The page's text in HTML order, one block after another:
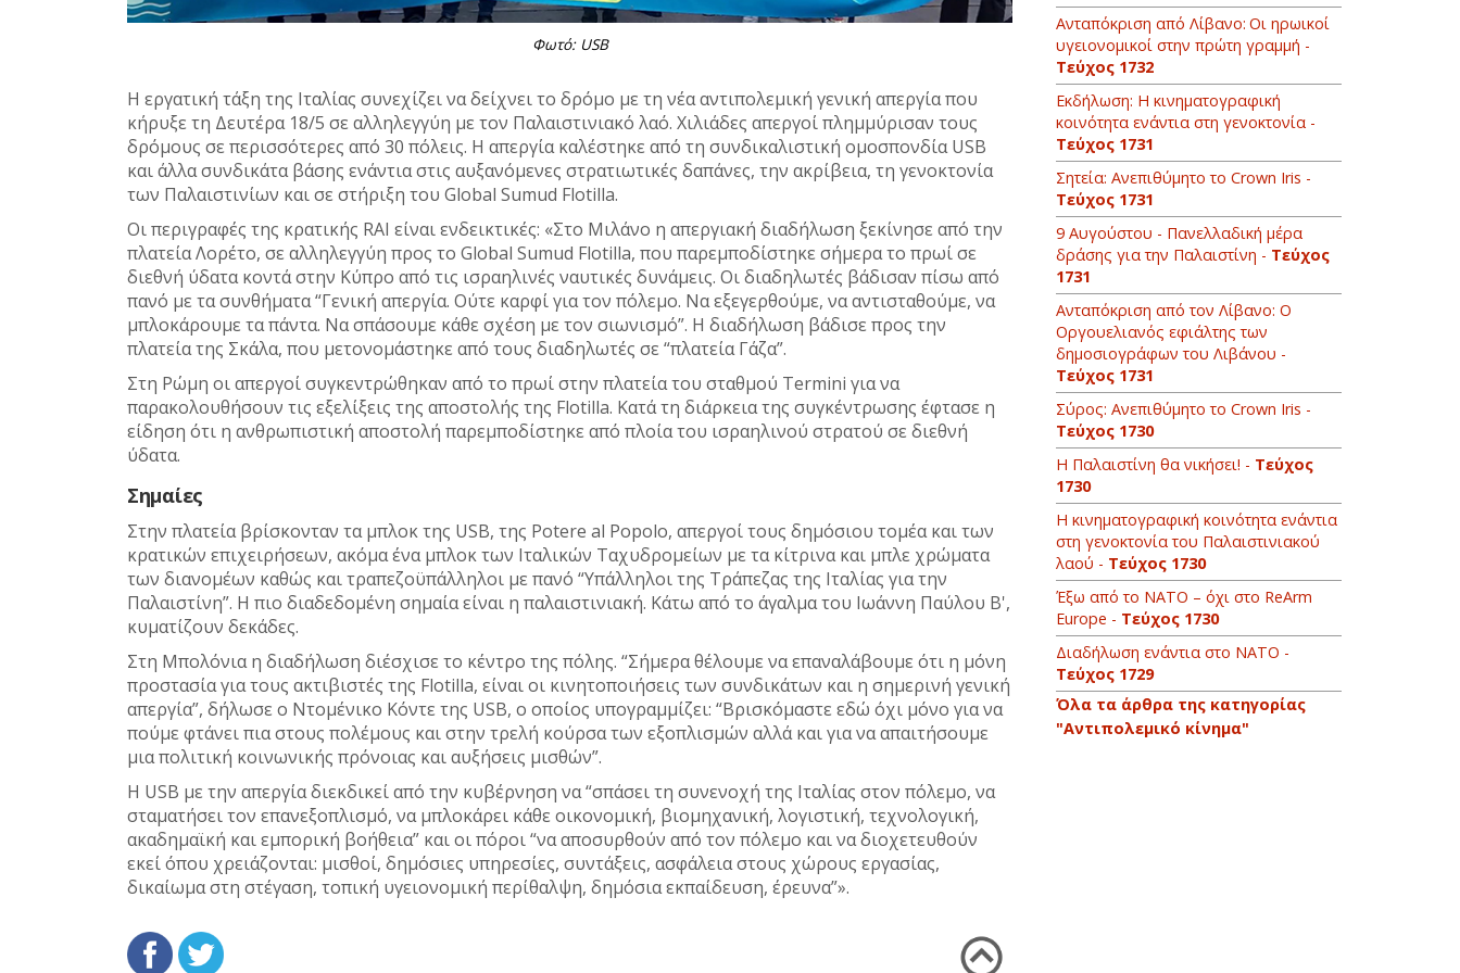
Φωτό: USB
Η εργατική τάξη της Ιταλίας συνεχίζει να δείχνει το δρόμο με τη νέα αντιπολεμική γενική απεργία που
κήρυξε τη Δευτέρα 18/5 σε αλληλεγγύη με τον Παλαιστινιακό λαό. Χιλιάδες απεργοί πλημμύρισαν τους
δρόμους σε περισσότερες από 30 πόλεις. Η απεργία καλέστηκε από τη συνδικαλιστική ομοσπονδία USB
και άλλα συνδικάτα βάσης ενάντια στις αυξανόμενες στρατιωτικές δαπάνες, την ακρίβεια, τη γενοκτονία
των Παλαιστινίων και σε στήριξη του Global Sumud Flotilla.
Οι περιγραφές της κρατικής RAI είναι ενδεικτικές: «Στο Μιλάνο η απεργιακή διαδήλωση ξεκίνησε από την
πλατεία Λορέτο, σε αλληλεγγύη προς το Global Sumud Flotilla, που παρεμποδίστηκε σήμερα το πρωί σε
διεθνή ύδατα κοντά στην Κύπρο από τις ισραηλινές ναυτικές δυνάμεις. Οι διαδηλωτές βάδισαν πίσω από
πανό με τα συνθήματα “Γενική απεργία. Ούτε καρφί για τον πόλεμο. Να εξεγερθούμε, να αντισταθούμε, να
μπλοκάρουμε τα πάντα. Να σπάσουμε κάθε σχέση με τον σιωνισμό”. Η διαδήλωση βάδισε προς την
πλατεία της Σκάλα, που μετονομάστηκε από τους διαδηλωτές σε “πλατεία Γάζα”.
Στη Ρώμη οι απεργοί συγκεντρώθηκαν από το πρωί στην πλατεία του σταθμού Termini για να
παρακολουθήσουν τις εξελίξεις της αποστολής της Flotilla. Κατά τη διάρκεια της συγκέντρωσης έφτασε η
είδηση ότι η ανθρωπιστική αποστολή παρεμποδίστηκε από πλοία του ισραηλινού στρατού σε διεθνή
ύδατα.
Σημαίες
Στην πλατεία βρίσκονταν τα μπλοκ της USB, της Potere al Popolo, απεργοί τους δημόσιου τομέα και των
κρατικών επιχειρήσεων, ακόμα ένα μπλοκ των Ιταλικών Ταχυδρομείων με τα κίτρινα και μπλε χρώματα
των διανομέων καθώς και τραπεζοϋπάλληλοι με πανό “Υπάλληλοι της Τράπεζας της Ιταλίας για την
Παλαιστίνη”. Η πιο διαδεδομένη σημαία είναι η παλαιστινιακή. Κάτω από το άγαλμα του Ιωάννη Παύλου Β',
κυματίζουν δεκάδες.
Στη Μπολόνια η διαδήλωση διέσχισε το κέντρο της πόλης. “Σήμερα θέλουμε να επαναλάβουμε ότι η μόνη
προστασία για τους ακτιβιστές της Flotilla, είναι οι κινητοποιήσεις των συνδικάτων και η σημερινή γενική
απεργία”, δήλωσε ο Ντομένικο Κόντε της USB, ο οποίος υπογραμμίζει: “Βρισκόμαστε εδώ όχι μόνο για να
πούμε φτάνει πια στους πολέμους και στην τρελή κούρσα των εξοπλισμών αλλά και για να απαιτήσουμε
μια πολιτική κοινωνικής πρόνοιας και αυξήσεις μισθών”.
Η USB με την απεργία διεκδικεί από την κυβέρνηση να “σπάσει τη συνενοχή της Ιταλίας στον πόλεμο, να
σταματήσει τον επανεξοπλισμό, να μπλοκάρει κάθε οικονομική, βιομηχανική, λογιστική, τεχνολογική,
ακαδημαϊκή και εμπορική βοήθεια” και οι πόροι “να αποσυρθούν από τον πόλεμο και να διοχετευθούν
εκεί όπου χρειάζονται: μισθοί, δημόσιες υπηρεσίες, συντάξεις, ασφάλεια στους χώρους εργασίας,
δικαίωμα στη στέγαση, τοπική υγειονομική περίθαλψη, δημόσια εκπαίδευση, έρευνα”».
Ανταπόκριση από Λίβανο: Οι ηρωικοί
υγειονομικοί στην πρώτη γραμμή -
Τεύχος 1732
Εκδήλωση: Η κινηματογραφική
κοινότητα ενάντια στη γενοκτονία -
Τεύχος 1731
Σητεία: Ανεπιθύμητο το Crown Iris -
Τεύχος 1731
9 Αυγούστου - Πανελλαδική μέρα
δράσης για την Παλαιστίνη - Τεύχος
1731
Ανταπόκριση από τον Λίβανο: O
Οργουελιανός εφιάλτης των
δημοσιογράφων του Λιβάνου -
Τεύχος 1731
Σύρος: Ανεπιθύμητο το Crown Iris -
Τεύχος 1730
Η Παλαιστίνη θα νικήσει! - Τεύχος
1730
Η κινηματογραφική κοινότητα ενάντια
στη γενοκτονία του Παλαιστινιακού
λαού - Τεύχος 1730
Έξω από το ΝΑΤΟ – όχι στο ReArm
Europe - Τεύχος 1730
Διαδήλωση ενάντια στο ΝΑΤΟ -
Τεύχος 1729
Όλα τα άρθρα της κατηγορίας
"Αντιπολεμικό κίνημα"